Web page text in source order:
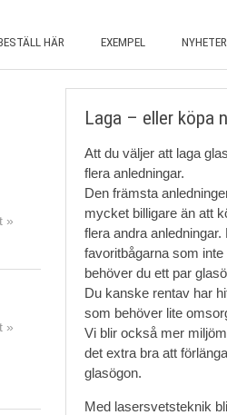
NYHETER
EXEMPEL
HÄR
»
»
Laga – eller köpa
Att du väljer att laga
flera anledningar.
Den främsta
mycket billigare än att
flera andra
favoritbågarna som
behöver du ett par
Du kanske rentav har
som behöver lite
Vi blir också mer
det extra bra att
glasögon.
Med lasersvetsteknik